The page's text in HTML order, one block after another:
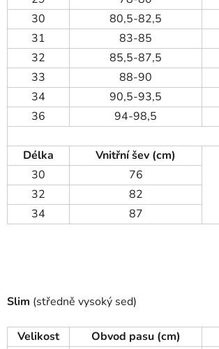
30
80,5-82,5
31
83-85
32
85,5-87,5
33
88-90
34
90,5-93,5
36
94-98,5
Délka
Vnitřní šev (cm)
30
76
32
82
34
87
Slim (středně vysoký sed)
Velikost Obvod pasu (cm)